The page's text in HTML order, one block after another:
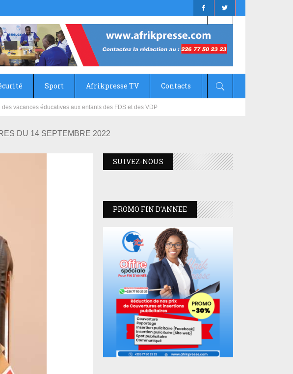
Sport Afrikpresse TV Contacts
Aboubacar Sangoulé Lamizana
DU 14 SEPTEMBRE 2022
SUIVEZ-NOUS
PROMO FIN D’ANNEE